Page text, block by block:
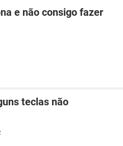
e não consigo fazer
teclas não